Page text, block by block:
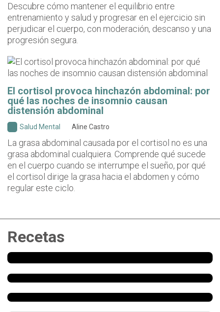
Descubre cómo mantener el equilibrio entre
entrenamiento y salud y progresar en el ejercicio sin
perjudicar el cuerpo, con moderación, descanso y una
progresión segura.
El cortisol provoca hinchazón abdominal: por
qué las noches de insomnio causan
distensión abdominal
Salud Mental Aline Castro
La grasa abdominal causada por el cortisol no es una
grasa abdominal cualquiera. Comprende qué sucede
en el cuerpo cuando se interrumpe el sueño, por qué
el cortisol dirige la grasa hacia el abdomen y cómo
regular este ciclo.
Recetas